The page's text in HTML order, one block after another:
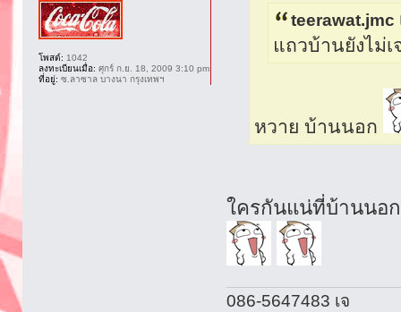
teerawat.jmc
แถวบ้านยังไม่เ
หวาย บ้านนอก
ใครกันแน่ที่บ้านนอ
086-5647483 เจ
โพสต์: 1042
ลงทะเบียนเมื่อ: ศุกร์ ก.ย. 18, 2009 3:10 pm
ที่อยู่: ซ.ลาซาล บางนา กรุงเทพฯ